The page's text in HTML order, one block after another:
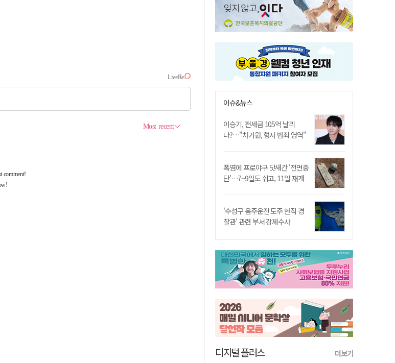
이슈&뉴스
이승기, 전세금 105억 날리
나?…"차가원, 형사 범죄 영역"
폭염에 프로야구 닷새간 '전면중
단'…7~9일도 쉬고, 11일 재개
'수성구 음주운전 도주 현직 경
찰관' 관련 부서 강제수사
디지털 플러스 더보기